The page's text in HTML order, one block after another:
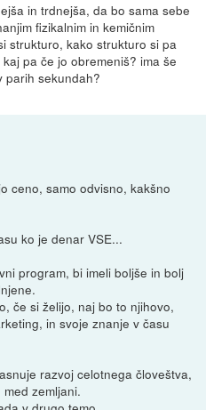
in trdnejša, da bo sama sebe
fizikalnim in kemičnim
strukturo, kako strukturo si pa
pa če jo obremeniš? ima še
parih sekundah?
ceno, samo odvisno, kakšno
ko je denar VSE...
program, bi imeli boljše in bolj
če si želijo, naj bo to njihovo,
in svoje znanje v času
razvoj celotnega človeštva,
zemljani.